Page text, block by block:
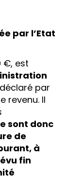
par l’Etat
€, est
par
revenu. Il
sont donc
de
à
fin